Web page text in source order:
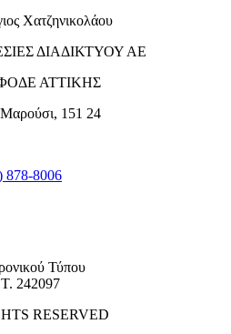
Χατζηνικολάου
ΔΙΑΔΙΚΤΥΟΥ ΑΕ
ΑΤΤΙΚΗΣ
151 24
878-8006
Τύπου
242097
RESERVED